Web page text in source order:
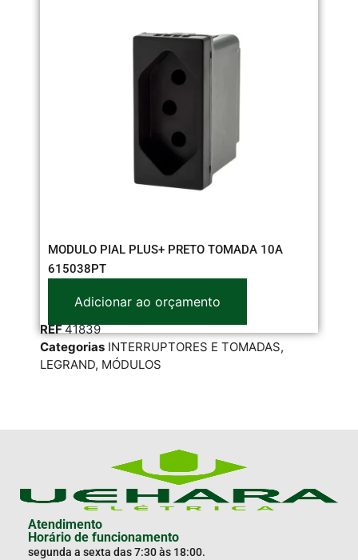
MODULO PIAL PLUS+ PRETO TOMADA 10A
615038PT
Adicionar ao orçamento
REF41839
Categorias INTERRUPTORES E TOMADAS,
LEGRAND, MÓDULOS
Atendimento
Horário de funcionamento
segunda a sexta das 7:30 às 18:00.